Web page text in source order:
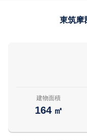
東筑摩
建物面積
164 ㎡